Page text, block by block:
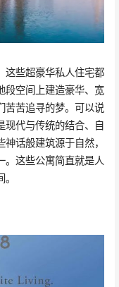
这些超豪华私人住宅都
段空间上建造豪华、宽
苦苦追寻的梦。可以说
现代与传统的结合、自
话般建筑源于自然，
。这些公寓简直就是人